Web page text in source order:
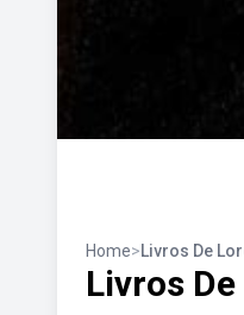
Home>Livros De
Livros